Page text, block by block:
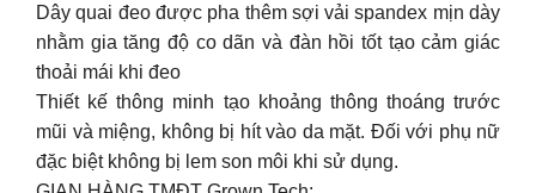
Dây quai đeo được pha thêm sợi vải spandex mịn dày
nhằm gia tăng độ co dãn và đàn hồi tốt tạo cảm giác
thoải mái khi đeo
Thiết kế thông minh tạo khoảng thông thoáng trước
mũi và miệng, không bị hít vào da mặt. Đối với phụ nữ
đặc biệt không bị lem son môi khi sử dụng.